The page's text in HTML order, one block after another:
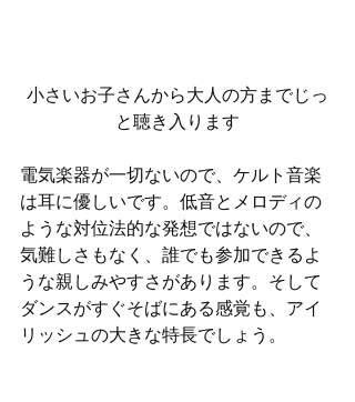
小さいお子さんから大人の方までじっ
と聴き入ります
電気楽器が一切ないので、ケルト音楽
は耳に優しいです。低音とメロディの
ような対位法的な発想ではないので、
気難しさもなく、誰でも参加できるよ
うな親しみやすさがあります。そして
ダンスがすぐそばにある感覚も、アイ
リッシュの大きな特長でしょう。